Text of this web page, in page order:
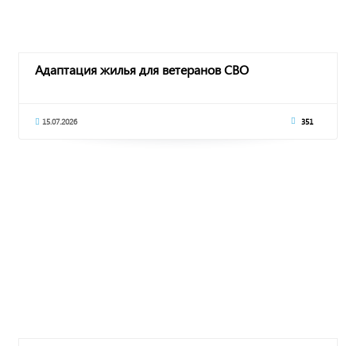
Адаптация жилья для ветеранов СВО
15.07.2026 351